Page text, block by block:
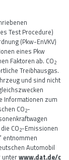
Test Procedure)
(Pkw-EnVKV)
eines Pkw
Faktoren ab. CO2
Treibhausgas.
und sind nicht
Informationen zum
CO2-
CO2-Emissionen
entnommen
Automobil
unterwww.dat.de/c